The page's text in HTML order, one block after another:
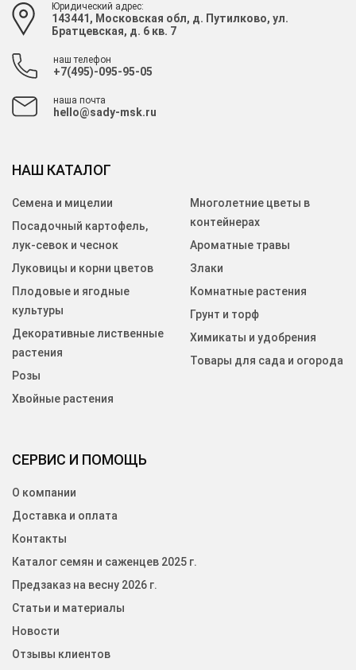
Юридический адрес:
143441, Московская обл, д. Путилково, ул.
Братцевская, д. 6 кв. 7
наш телефон
+7(495)-095-95-05
наша почта
hello@sady-msk.ru
СЕРВИС И ПОМОЩЬ
О компании
Доставка и оплата
Контакты
Каталог семян и саженцев 2025 г.
Предзаказ на весну 2026 г.
Статьи и материалы
Новости
Отзывы клиентов
НАШ КАТАЛОГ
Семена и мицелии
Посадочный картофель,
лук-севок и чеснок
Луковицы и корни цветов
Плодовые и ягодные
культуры
Декоративные лиственные
растения
Розы
Хвойные растения
Многолетние цветы в
контейнерах
Ароматные травы
Злаки
Комнатные растения
Грунт и торф
Химикаты и удобрения
Товары для сада и огорода